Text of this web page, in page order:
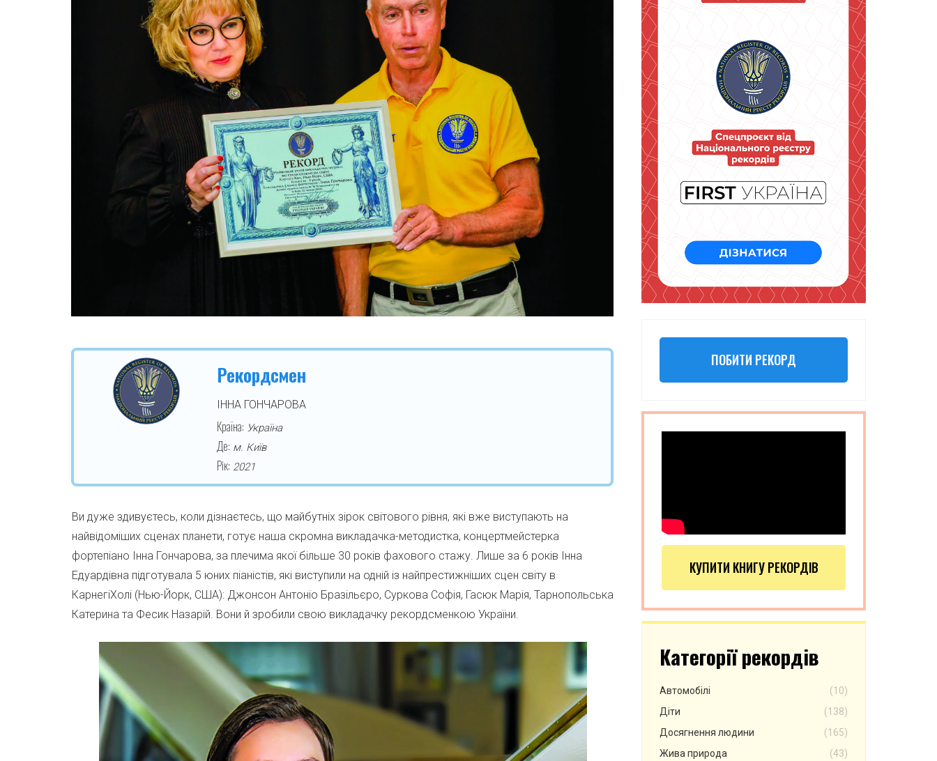
Рекордсмен
ІННА ГОНЧАРОВА
Країна: Україна
Де: м. Київ
Рік: 2021
Ви дуже здивуєтесь, коли дізнаєтесь, що майбутніх зірок світового рівня, які вже виступають на
найвідоміших сценах планети, готує наша скромна викладачка-методистка, концертмейстерка
фортепіано Інна Гончарова, за плечима якої більше 30 років фахового стажу. Лише за 6 років Інна
Едуардівна підготувала 5 юних піаністів, які виступили на одній із найпрестижніших сцен світу в
КарнегіХолі (Нью-Йорк, США): Джонсон Антоніо Бразільєро, Суркова Софія, Гасюк Марія, Тарнопольська
Катерина та Фесик Назарій. Вони й зробили свою викладачку рекордсменкою України.
ПОБИТИ РЕКОРД
КУПИТИ КНИГУ РЕКОРДІВ
Категорії рекордів
Автомобілі
(10)
Діти
(138)
Досягнення людини
(165)
Жива природа
(43)